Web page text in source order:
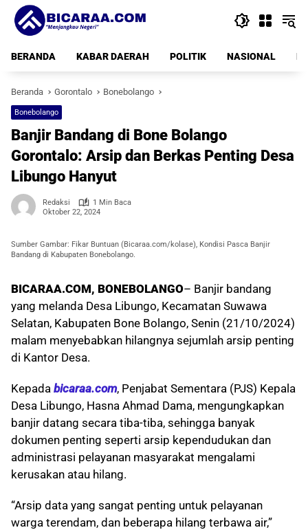
Langsung
konten
BERANDA
KABAR DAERAH POLITIK NASIONAL
Beranda Gorontalo Bonebolango
Bonebolango
Banjir Bandang di Bone Bolango
Gorontalo: Arsip dan Berkas Penting Desa
Libungo Hanyut
Redaksi
1 Min Baca
Oktober 22, 2024
Sumber Gambar: Fikar Buntuan (Bicaraa.com/kolase), Kondisi Pasca Banjir
Bandang di Kabupaten Bonebolango.
BICARAA.COM, BONEBOLANGO– Banjir bandang
yang melanda Desa Libungo, Kecamatan Suwawa
Selatan, Kabupaten Bone Bolango, Senin (21/10/2024)
malam menyebabkan hilangnya sejumlah arsip penting
di Kantor Desa.
Kepada bicaraa.com, Penjabat Sementara (PJS) Kepala
Desa Libungo, Hasna Ahmad Dama, mengungkapkan
banjir datang secara tiba-tiba, sehingga banyak
dokumen penting seperti arsip kependudukan dan
administrasi pelayanan masyarakat mengalami
kerusakan atau hilang.
“Arsip data yang sangat penting untuk pelayanan
warga terendam, dan beberapa hilang terbawa air,”